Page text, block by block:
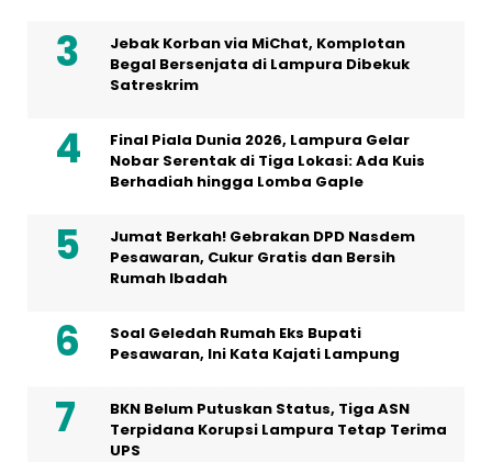
Jebak Korban via MiChat, Komplotan
Begal Bersenjata di Lampura Dibekuk
Satreskrim
Final Piala Dunia 2026, Lampura Gelar
Nobar Serentak di Tiga Lokasi: Ada Kuis
Berhadiah hingga Lomba Gaple
Jumat Berkah! Gebrakan DPD Nasdem
Pesawaran, Cukur Gratis dan Bersih
Rumah Ibadah
Soal Geledah Rumah Eks Bupati
Pesawaran, Ini Kata Kajati Lampung
BKN Belum Putuskan Status, Tiga ASN
Terpidana Korupsi Lampura Tetap Terima
UPS